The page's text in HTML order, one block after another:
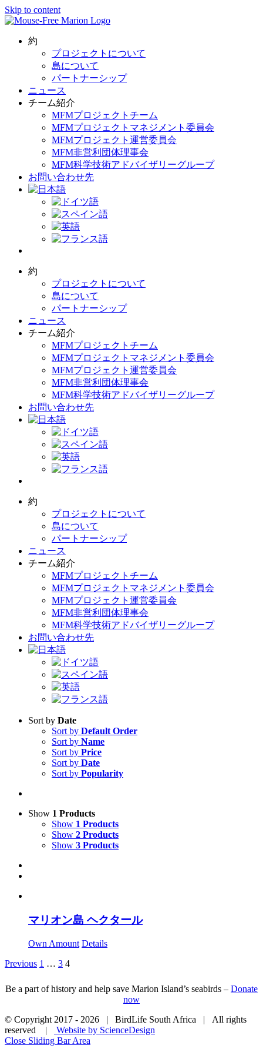
Skip to content
約
プロジェクトについて
島について
パートナーシップ
ニュース
チーム紹介
MFMプロジェクトチーム
MFMプロジェクトマネジメント委員会
MFMプロジェクト運営委員会
MFM非営利団体理事会
MFM科学技術アドバイザリーグループ
お問い合わせ先
約
プロジェクトについて
島について
パートナーシップ
ニュース
チーム紹介
MFMプロジェクトチーム
MFMプロジェクトマネジメント委員会
MFMプロジェクト運営委員会
MFM非営利団体理事会
MFM科学技術アドバイザリーグループ
お問い合わせ先
約
プロジェクトについて
島について
パートナーシップ
ニュース
チーム紹介
MFMプロジェクトチーム
MFMプロジェクトマネジメント委員会
MFMプロジェクト運営委員会
MFM非営利団体理事会
MFM科学技術アドバイザリーグループ
お問い合わせ先
Sort by Date
Sort by Default Order
Sort by Name
Sort by Price
Sort by Date
Sort by Popularity
Show 1 Products
Show 1 Products
Show 2 Products
Show 3 Products
マリオン島 ヘクタール
Own Amount Details
Previous 1 … 3 4
Be a part of history and help save Marion Island’s seabirds – Donate
now
© Copyright 2017 - 2026 | BirdLife South Africa | All rights
reserved |
Website by ScienceDesign
Close Sliding Bar Area